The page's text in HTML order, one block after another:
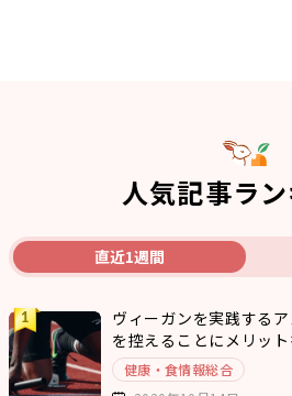
人気記事ラ
直近1週間
ヴィーガンを実践する
を控えることにメリッ
健康・食情報総合